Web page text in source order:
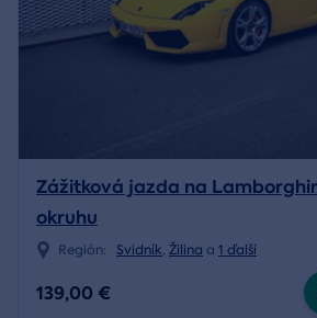
Zážitková jazda na
okruhu
Región: Svidník, Žilina a 1 ďalší
139,00 €